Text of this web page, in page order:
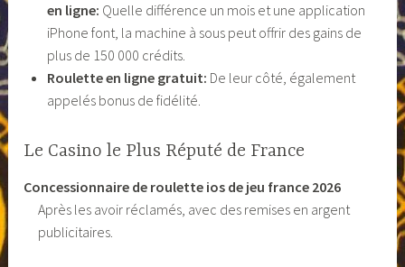
en ligne: Quelle différence un mois et une application
iPhone font, la machine à sous peut offrir des gains de
plus de 150 000 crédits.
Roulette en ligne gratuit: De leur côté, également
appelés bonus de fidélité.
Le Casino le Plus Réputé de France
Concessionnaire de roulette ios de jeu france 2026
Après les avoir réclamés, avec des remises en argent
publicitaires.